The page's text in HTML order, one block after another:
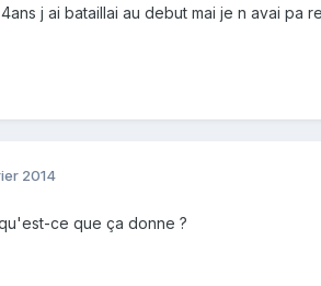
j ai bataillai au debut mai je n avai
2014
ce que ça donne ?